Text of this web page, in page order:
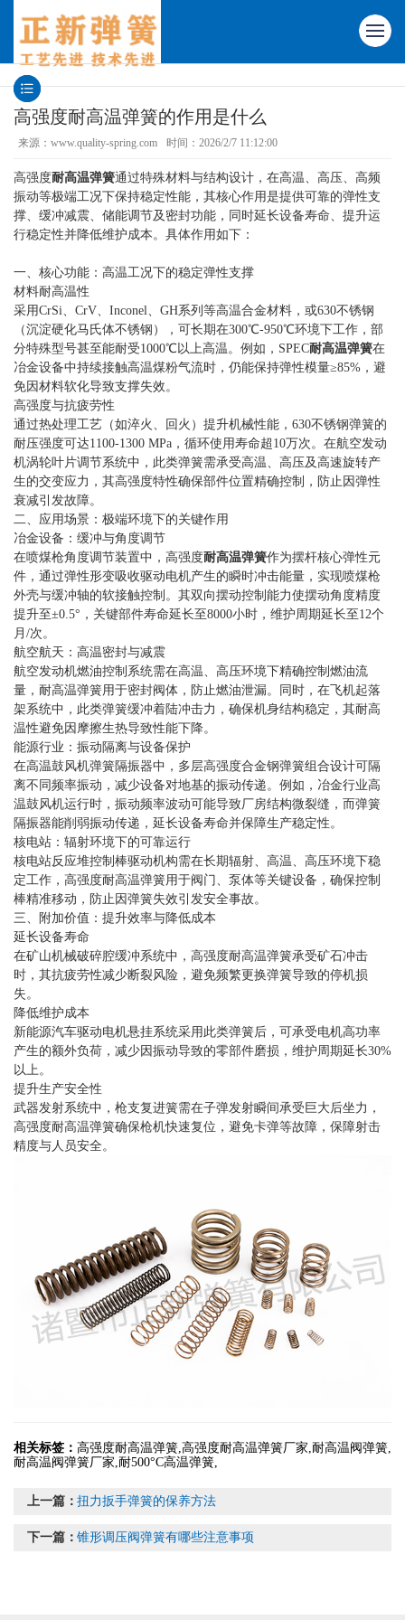
高强度耐高温弹簧的作用是什么
来源：www.quality-spring.com 时间：2026/2/7 11:12:00
高强度耐高温弹簧通过特殊材料与结构设计，在高温、高压、高频
振动等极端工况下保持稳定性能，其核心作用是提供可靠的弹性支
撑、缓冲减震、储能调节及密封功能，同时延长设备寿命、提升运
行稳定性并降低维护成本。具体作用如下：
一、核心功能：高温工况下的稳定弹性支撑
材料耐高温性
采用CrSi、CrV、Inconel、GH系列等高温合金材料，或630不锈钢
（沉淀硬化马氏体不锈钢），可长期在300℃-950℃环境下工作，部
分特殊型号甚至能耐受1000℃以上高温。例如，SPEC耐高温弹簧在
冶金设备中持续接触高温煤粉气流时，仍能保持弹性模量≥85%，避
免因材料软化导致支撑失效。
高强度与抗疲劳性
通过热处理工艺（如淬火、回火）提升机械性能，630不锈钢弹簧的
耐压强度可达1100-1300 MPa，循环使用寿命超10万次。在航空发动
机涡轮叶片调节系统中，此类弹簧需承受高温、高压及高速旋转产
生的交变应力，其高强度特性确保部件位置精确控制，防止因弹性
衰减引发故障。
二、应用场景：极端环境下的关键作用
冶金设备：缓冲与角度调节
在喷煤枪角度调节装置中，高强度耐高温弹簧作为摆杆核心弹性元
件，通过弹性形变吸收驱动电机产生的瞬时冲击能量，实现喷煤枪
外壳与缓冲轴的软接触控制。其双向摆动控制能力使摆动角度精度
提升至±0.5°，关键部件寿命延长至8000小时，维护周期延长至12个
月/次。
航空航天：高温密封与减震
航空发动机燃油控制系统需在高温、高压环境下精确控制燃油流
量，耐高温弹簧用于密封阀体，防止燃油泄漏。同时，在飞机起落
架系统中，此类弹簧缓冲着陆冲击力，确保机身结构稳定，其耐高
温性避免因摩擦生热导致性能下降。
能源行业：振动隔离与设备保护
在高温鼓风机弹簧隔振器中，多层高强度合金钢弹簧组合设计可隔
离不同频率振动，减少设备对地基的振动传递。例如，冶金行业高
温鼓风机运行时，振动频率波动可能导致厂房结构微裂缝，而弹簧
隔振器能削弱振动传递，延长设备寿命并保障生产稳定性。
核电站：辐射环境下的可靠运行
核电站反应堆控制棒驱动机构需在长期辐射、高温、高压环境下稳
定工作，高强度耐高温弹簧用于阀门、泵体等关键设备，确保控制
棒精准移动，防止因弹簧失效引发安全事故。
三、附加价值：提升效率与降低成本
延长设备寿命
在矿山机械破碎腔缓冲系统中，高强度耐高温弹簧承受矿石冲击
时，其抗疲劳性减少断裂风险，避免频繁更换弹簧导致的停机损
失。
降低维护成本
新能源汽车驱动电机悬挂系统采用此类弹簧后，可承受电机高功率
产生的额外负荷，减少因振动导致的零部件磨损，维护周期延长30%
以上。
提升生产安全性
武器发射系统中，枪支复进簧需在子弹发射瞬间承受巨大后坐力，
高强度耐高温弹簧确保枪机快速复位，避免卡弹等故障，保障射击
精度与人员安全。
相关标签： 高强度耐高温弹簧 高强度耐高温弹簧厂家 耐高温阀弹簧
耐高温阀弹簧厂家 耐500°C高温弹簧
上一篇：扭力扳手弹簧的保养方法
下一篇：锥形调压阀弹簧有哪些注意事项